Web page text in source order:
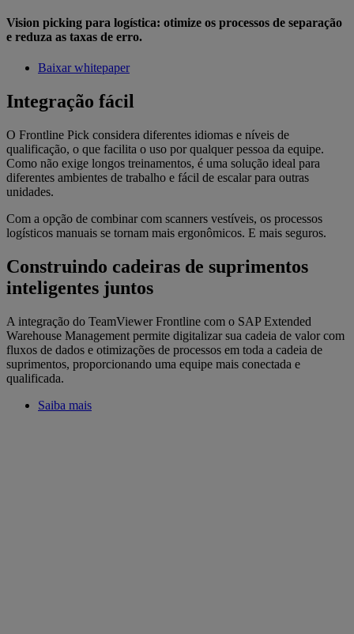
Vision picking para logística: otimize os processos de separação
e reduza as taxas de erro.
Baixar whitepaper
Integração fácil
O Frontline Pick considera diferentes idiomas e níveis de
qualificação, o que facilita o uso por qualquer pessoa da equipe.
Como não exige longos treinamentos, é uma solução ideal para
diferentes ambientes de trabalho e fácil de escalar para outras
unidades.
Com a opção de combinar com scanners vestíveis, os processos
logísticos manuais se tornam mais ergonômicos. E mais seguros.
Construindo cadeiras de suprimentos
inteligentes juntos
A integração do TeamViewer Frontline com o SAP Extended
Warehouse Management permite digitalizar sua cadeia de valor com
fluxos de dados e otimizações de processos em toda a cadeia de
suprimentos, proporcionando uma equipe mais conectada e
qualificada.
Saiba mais